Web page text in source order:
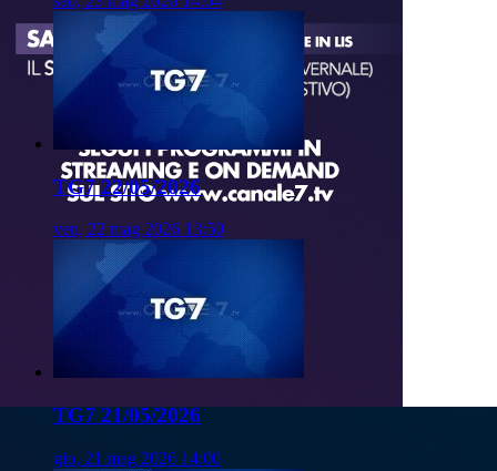
TG7 22/05/2026
ven, 22 mag 2026 13:50
TG7 21/05/2026
gio, 21 mag 2026 14:00